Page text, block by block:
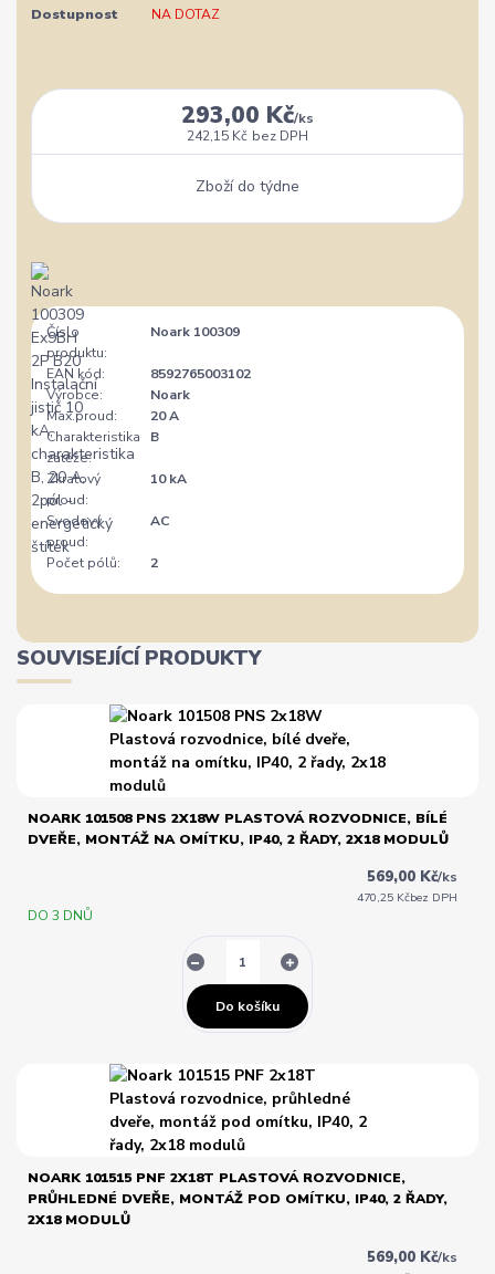
Dostupnost NA DOTAZ
293,00 Kč/ks
242,15 Kč bez DPH
Zboží do týdne
Číslo
produktu:
Noark 100309
EAN kód:
8592765003102
Výrobce:
Noark
Max.proud:
20 A
Charakteristika
zátěže:
B
Zkratový
proud:
10 kA
Svodový
proud:
AC
Počet pólů: 2
SOUVISEJÍCÍ PRODUKTY
NOARK 101508 PNS 2X18W PLASTOVÁ ROZVODNICE, BÍLÉ
DVEŘE, MONTÁŽ NA OMÍTKU, IP40, 2 ŘADY, 2X18 MODULŮ
569,00 Kč/ks
470,25 Kčbez DPH
DO 3 DNŮ
Do košíku
NOARK 101515 PNF 2X18T PLASTOVÁ ROZVODNICE,
PRŮHLEDNÉ DVEŘE, MONTÁŽ POD OMÍTKU, IP40, 2 ŘADY,
2X18 MODULŮ
569,00 Kč/ks